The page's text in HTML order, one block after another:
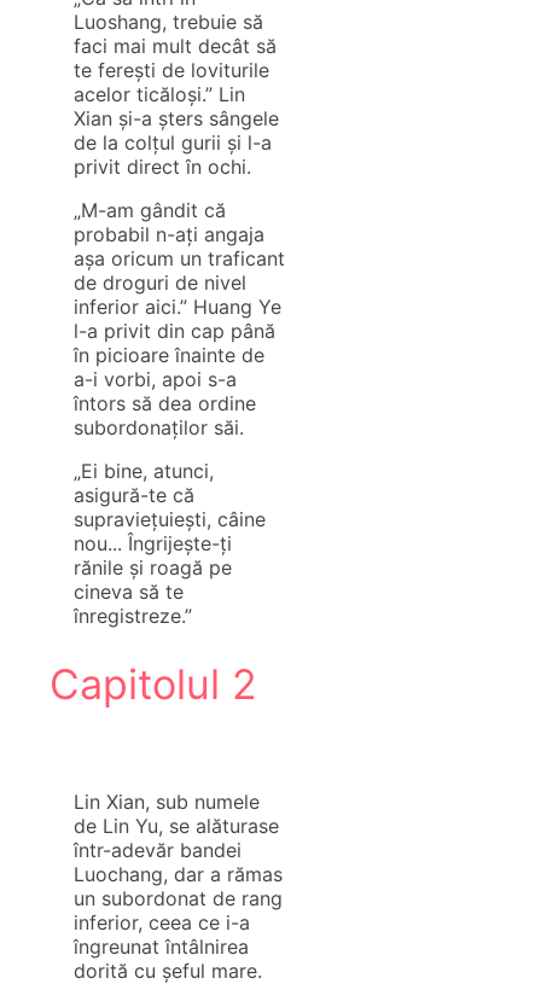
Luoshang, trebuie să
faci mai mult decât să
te ferești de loviturile
acelor ticăloși.” Lin
Xian și-a șters sângele
de la colțul gurii și l-a
privit direct în ochi.
„M-am gândit că
probabil n-ați angaja
așa oricum un traficant
de droguri de nivel
inferior aici.” Huang Ye
l-a privit din cap până
în picioare înainte de
a-i vorbi, apoi s-a
întors să dea ordine
subordonaților săi.
„Ei bine, atunci,
asigură-te că
supraviețuiești, câine
nou... Îngrijește-ți
rănile și roagă pe
cineva să te
înregistreze.”
Capitolul 2
Lin Xian, sub numele
de Lin Yu, se alăturase
într-adevăr bandei
Luochang, dar a rămas
un subordonat de rang
inferior, ceea ce i-a
îngreunat întâlnirea
dorită cu șeful mare.